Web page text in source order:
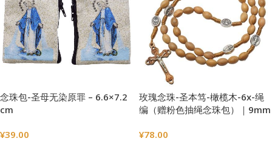
念珠包-圣母无染原罪 – 6.6×7.2
cm
¥39.00
玫瑰念珠-圣本笃-橄榄木-6x-绳
编（赠粉色抽绳念珠包）｜9mm
¥78.00